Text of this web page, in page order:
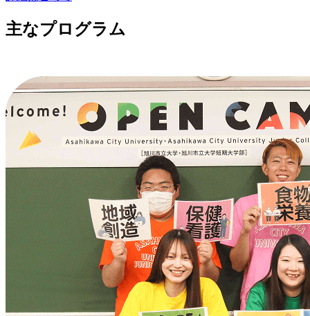
主なプログラム